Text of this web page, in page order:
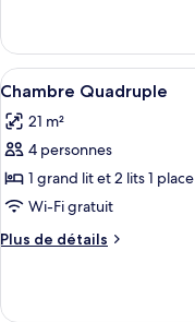
Chambre
Triple
le
type
de
Chambre
Triple
Afficher
toutes
les
photos
pour
ce
type
de
Chambre
5
Chambre Quadruple
21 m²
4 personnes
1 grand lit et 2 lits 1 place
Wi-Fi gratuit
Plus de détails
Plus
le